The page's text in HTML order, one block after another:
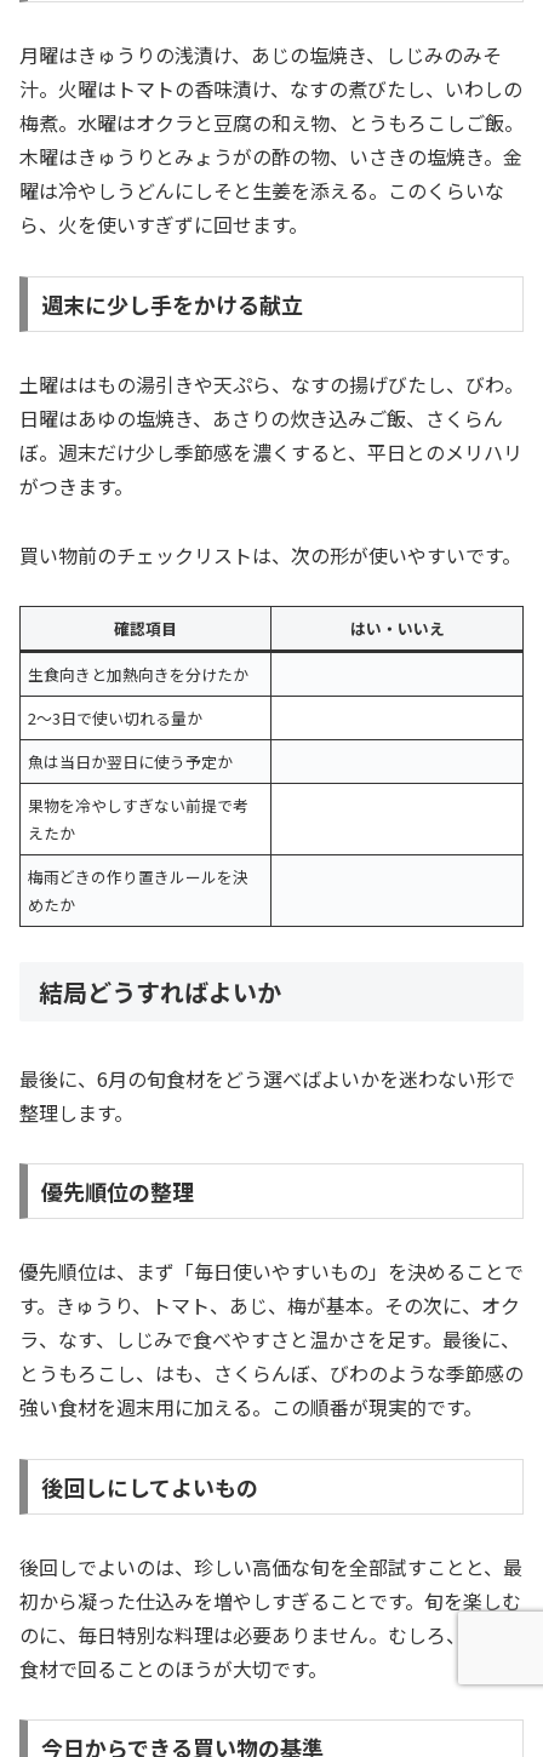
月曜はきゅうりの浅漬け、あじの塩焼き、しじみのみそ
汁。火曜はトマトの香味漬け、なすの煮びたし、いわしの
梅煮。水曜はオクラと豆腐の和え物、とうもろこしご飯。
木曜はきゅうりとみょうがの酢の物、いさきの塩焼き。金
曜は冷やしうどんにしそと生姜を添える。このくらいな
ら、火を使いすぎずに回せます。
週末に少し手をかける献立
土曜ははもの湯引きや天ぷら、なすの揚げびたし、びわ。
日曜はあゆの塩焼き、あさりの炊き込みご飯、さくらん
ぼ。週末だけ少し季節感を濃くすると、平日とのメリハリ
がつきます。
買い物前のチェックリストは、次の形が使いやすいです。
確認項目
はい・いいえ
生食向きと加熱向きを分けたか
2〜3日で使い切れる量か
魚は当日か翌日に使う予定か
果物を冷やしすぎない前提で考
えたか
梅雨どきの作り置きルールを決
めたか
結局どうすればよいか
最後に、6月の旬食材をどう選べばよいかを迷わない形で
整理します。
優先順位の整理
優先順位は、まず「毎日使いやすいもの」を決めることで
す。きゅうり、トマト、あじ、梅が基本。その次に、オク
ラ、なす、しじみで食べやすさと温かさを足す。最後に、
とうもろこし、はも、さくらんぼ、びわのような季節感の
強い食材を週末用に加える。この順番が現実的です。
後回しにしてよいもの
後回しでよいのは、珍しい高価な旬を全部試すことと、最
初から凝った仕込みを増やしすぎることです。旬を楽しむ
のに、毎日特別な料理は必要ありません。むしろ、基本の
食材で回ることのほうが大切です。
今日からできる買い物の基準